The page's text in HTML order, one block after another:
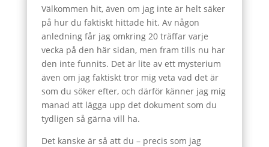
Välkommen hit, även om jag inte är helt säker
på hur du faktiskt hittade hit. Av någon
anledning får jag omkring 20 träffar varje
vecka på den här sidan, men fram tills nu har
den inte funnits. Det är lite av ett mysterium
även om jag faktiskt tror mig veta vad det är
som du söker efter, och därför känner jag mig
manad att lägga upp det dokument som du
tydligen så gärna vill ha.
Det kanske är så att du – precis som jag